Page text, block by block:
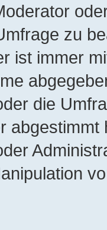
zu
ist immer
die